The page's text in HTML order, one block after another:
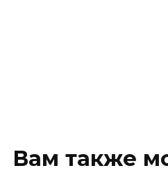
Вам также